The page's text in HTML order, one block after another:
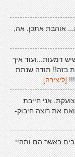
אוהבת אתכן. אה,
דמעות...ועוד איך
בזה!! תודה שנתת
[ליצירה]
אני חייבת
את רוצה חיבוק-
באשר הם ותהיי